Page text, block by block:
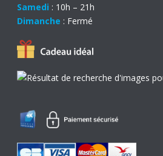
Samedi : 10h – 21h
Dimanche : Fermé